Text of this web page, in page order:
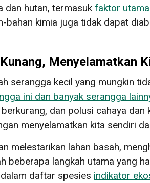
dan hutan, termasuk faktor utama
bahan kimia juga tidak dapat
Menyelamatkan
serangga kecil yang mungkin
ini dan banyak serangga
dan polusi cahaya
menyelamatkan kita sendiri
melestarikan lahan basah,
beberapa langkah utama yang
daftar spesies indikator